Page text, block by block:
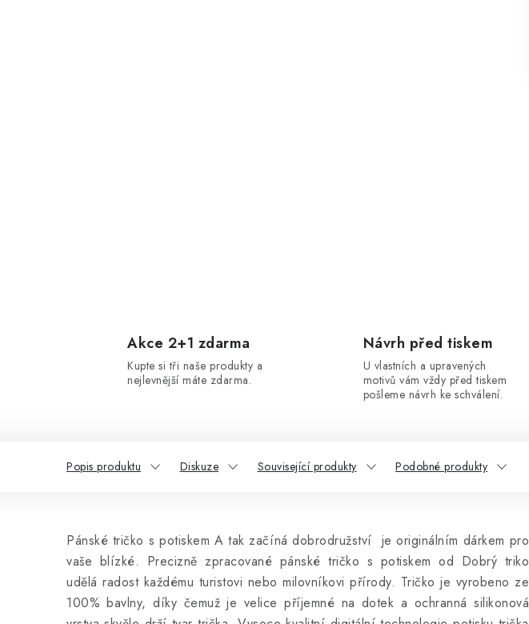
Akce 2+1 zdarma
Kupte si tři naše produkty a
nejlevnější máte zdarma.
Návrh před tiskem
U vlastních a upravených
motivů vám vždy před tiskem
pošleme návrh ke schválení.
Popis produktu Diskuze Související produkty Podobné produkty
Pánské tričko s potiskem A tak začíná dobrodružství je originálním dárkem pro
vaše blízké. Precizně zpracované pánské tričko s potiskem od Dobrý triko
udělá radost každému turistovi nebo milovníkovi přírody. Tričko je vyrobeno ze
100% bavlny, díky čemuž je velice příjemné na dotek a ochranná silikonová